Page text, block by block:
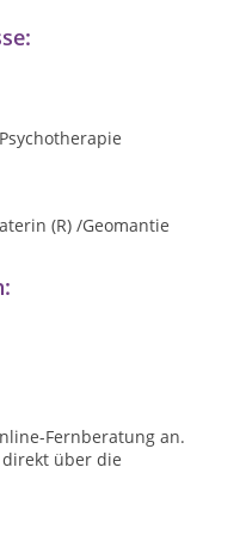
(R) /Geomantie
Fernberatung an.
über die